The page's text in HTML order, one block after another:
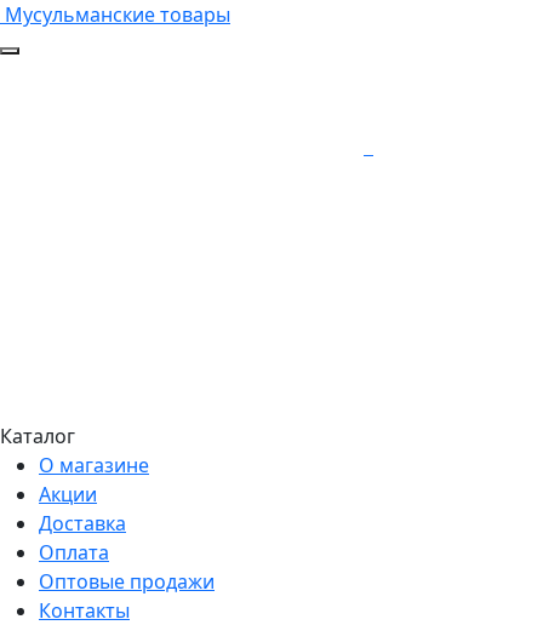
Мусульманские товары
Каталог
О магазине
Акции
Доставка
Оплата
Оптовые продажи
Контакты